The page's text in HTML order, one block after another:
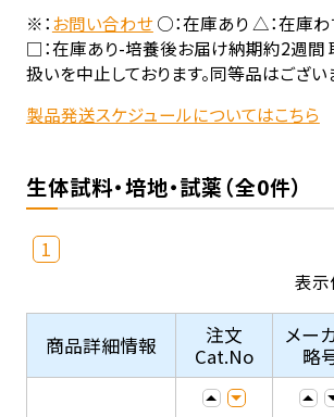
※：お問い合わせ○：在庫あり △：在庫
□：在庫あり-培養後お届け納期約2週間
扱いを中止しております。同等品はござい
製品発送スケジュールについてはこちら
生体試料・培地・試薬（全0件）
1
表示
商品詳細情報
注文
Cat.No
メー
略